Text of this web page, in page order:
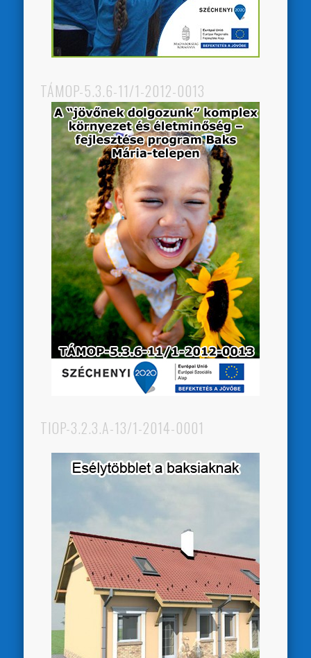
TÁMOP-5.3.6-11/1-2012-0013
TIOP-3.2.3.A-13/1-2014-0001